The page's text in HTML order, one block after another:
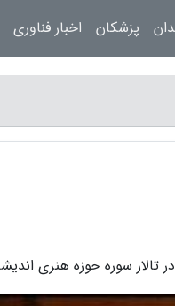
پزشکان اخبار فناوری